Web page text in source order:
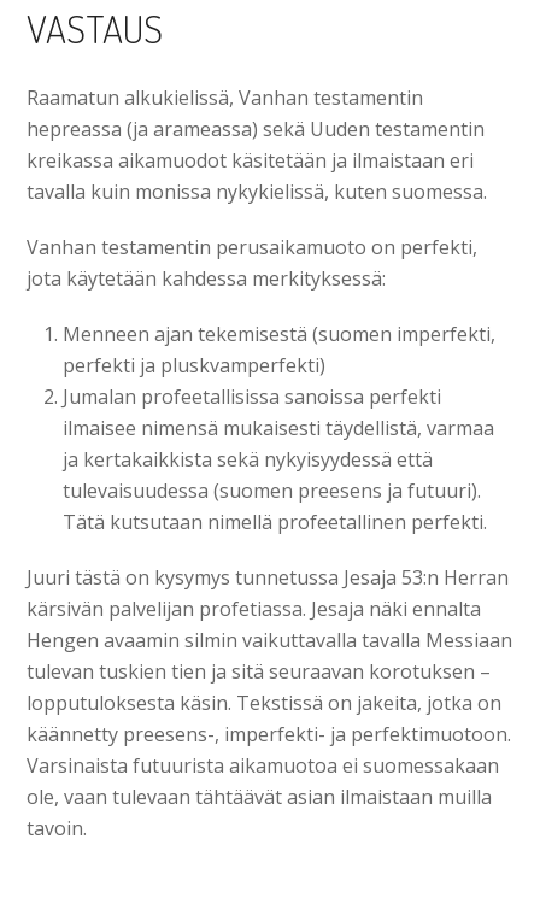
VASTAUS
Raamatun alkukielissä, Vanhan testamentin
hepreassa (ja arameassa) sekä Uuden testamentin
kreikassa aikamuodot käsitetään ja ilmaistaan eri
tavalla kuin monissa nykykielissä, kuten suomessa.
Vanhan testamentin perusaikamuoto on perfekti,
jota käytetään kahdessa merkityksessä:
Menneen ajan tekemisestä (suomen imperfekti,
perfekti ja pluskvamperfekti)
Jumalan profeetallisissa sanoissa perfekti
ilmaisee nimensä mukaisesti täydellistä, varmaa
ja kertakaikkista sekä nykyisyydessä että
tulevaisuudessa (suomen preesens ja futuuri).
Tätä kutsutaan nimellä profeetallinen perfekti.
Juuri tästä on kysymys tunnetussa Jesaja 53:n Herran
kärsivän palvelijan profetiassa. Jesaja näki ennalta
Hengen avaamin silmin vaikuttavalla tavalla Messiaan
tulevan tuskien tien ja sitä seuraavan korotuksen –
lopputuloksesta käsin. Tekstissä on jakeita, jotka on
käännetty preesens-, imperfekti- ja perfektimuotoon.
Varsinaista futuurista aikamuotoa ei suomessakaan
ole, vaan tulevaan tähtäävät asian ilmaistaan muilla
tavoin.